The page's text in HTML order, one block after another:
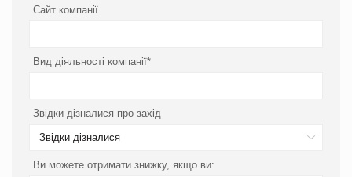
Сайт компанії
Вид діяльності компанії*
Звідки дізналися про захід
Звідки дізналися
Ви можете отримати знижку, якщо ви: